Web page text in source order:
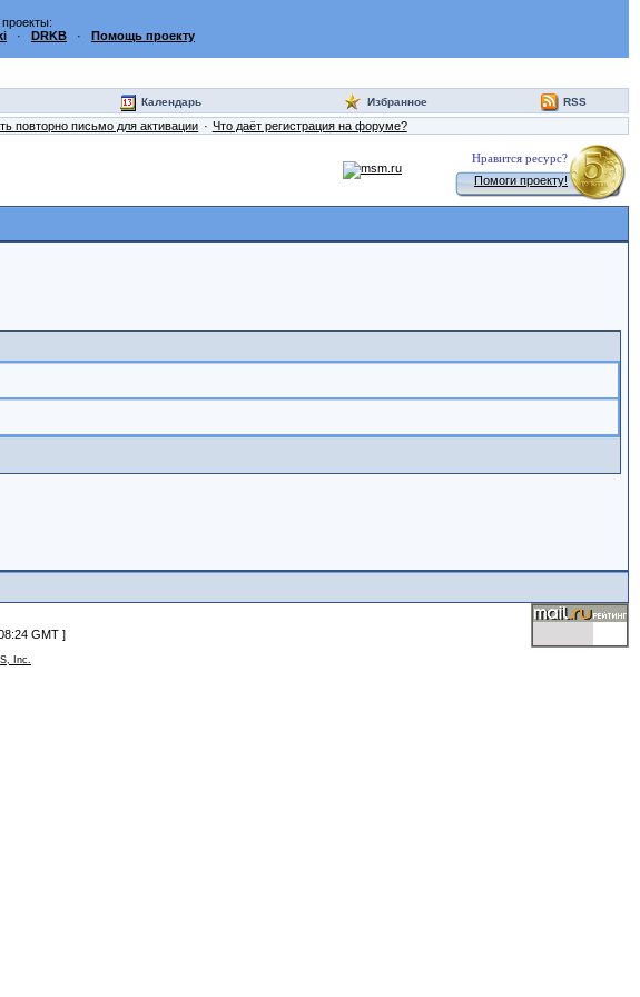
· DRKB · Помощь проекту
Календарь Избранное RSS
повторно письмо для активации Что даёт регистрация на форуме?
Нравится ресурс?
Помоги проекту!
GMT ]
Inc.